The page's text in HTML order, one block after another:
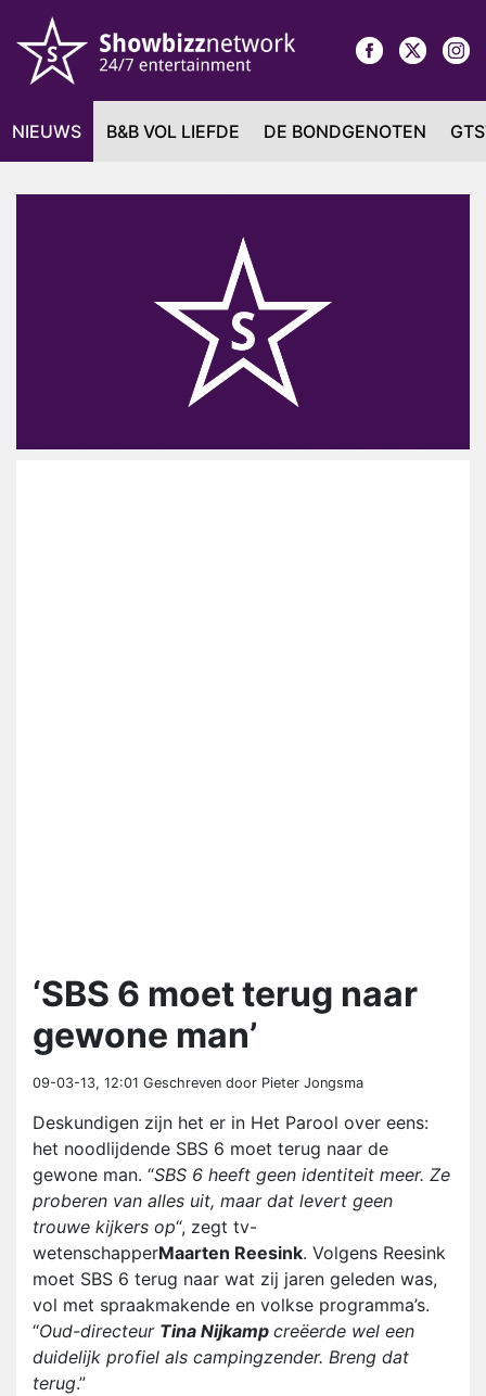
NIEUWS B&B VOL LIEFDE DE BONDGENOTEN
‘SBS 6 moet terug naar
gewone man’
09-03-13, 12:01 Geschreven door Pieter Jongsma
Deskundigen zijn het er in Het Parool over eens:
het noodlijdende SBS 6 moet terug naar de
gewone man. “SBS 6 heeft geen identiteit meer. Ze
proberen van alles uit, maar dat levert geen
trouwe kijkers op“, zegt tv-
wetenschapperMaarten Reesink. Volgens Reesink
moet SBS 6 terug naar wat zij jaren geleden was,
vol met spraakmakende en volkse programma’s.
“Oud-directeur Tina Nijkamp creëerde wel een
duidelijk profiel als campingzender. Breng dat
terug.”